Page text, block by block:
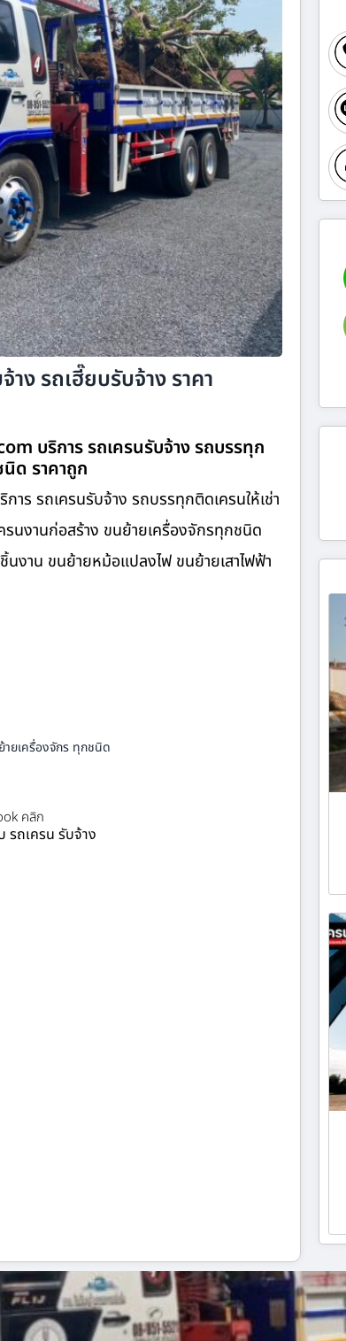
าง รถเฮี๊ยบรับจ้าง ราคา
บริการ รถเครนรับจ้าง รถบรรทุก
ด ราคาถูก
าร รถเครนรับจ้าง รถบรรทุกติดเครนให้เช่า
รนงานก่อสร้าง ขนย้ายเครื่องจักรทุกชนิด
งาน ขนย้ายหม้อแปลงไฟ ขนย้ายเสาไฟฟ้า
ายเครื่องจักร ทุกชนิด
คลิก
รถเครน รับจ้าง